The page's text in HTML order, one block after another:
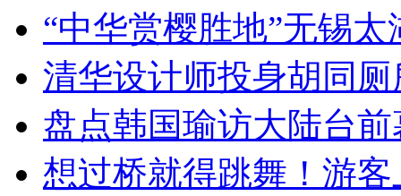
“中华赏樱胜地”无锡
清华设计师投身胡同
盘点韩国瑜访大陆台
想过桥就得跳舞！游客